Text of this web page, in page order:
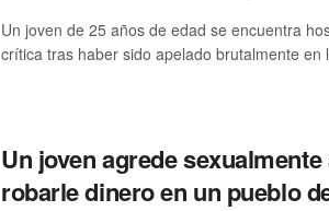
Un joven de 25 años de edad se encuentra
crítica tras haber sido apelado brutalmente en
Un joven agrede
robarle dinero en un pueblo